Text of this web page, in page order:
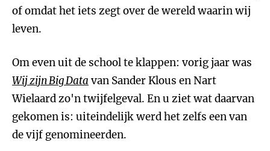
of omdat het iets zegt over de wereld waarin wij
leven.
Om even uit de school te klappen: vorig jaar was
Wij zijn Big Data van Sander Klous en Nart
Wielaard zo'n twijfelgeval. En u ziet wat daarvan
gekomen is: uiteindelijk werd het zelfs een van
de vijf genomineerden.